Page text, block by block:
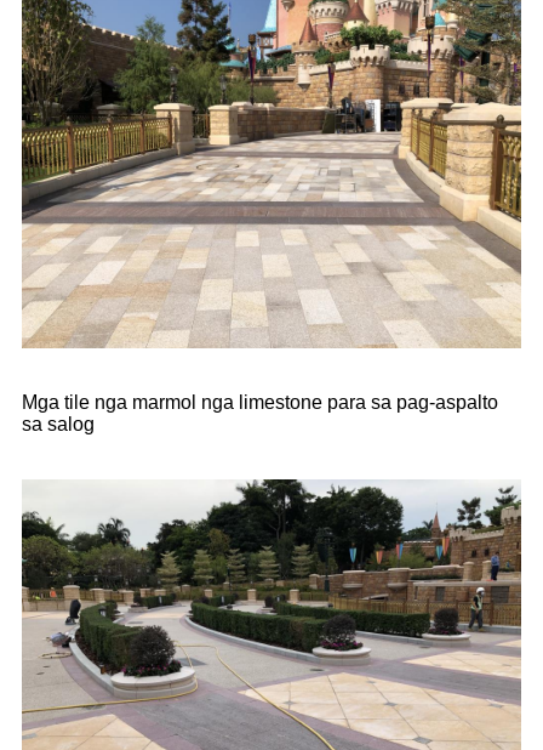
Mga tile nga marmol nga limestone para sa pag-aspalto
sa salog